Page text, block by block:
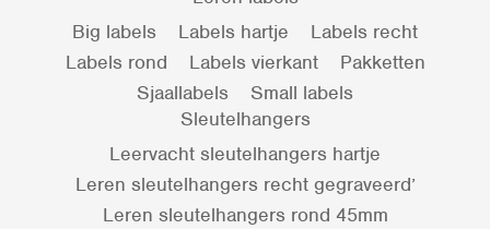
Big labels
Labels hartje
Labels recht
Labels rond
Labels vierkant
Pakketten
Sjaallabels
Small labels
Sleutelhangers
Leervacht sleutelhangers hartje
Leren sleutelhangers recht gegraveerd’
Leren sleutelhangers rond 45mm